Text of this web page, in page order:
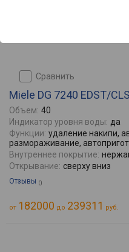
сравнить
Miele DG 7240 EDST/
Объем: 40
Индикатор уровня воды: да
Функции: удаление накипи,
размораживание,
Внутреннее покрытие:
Открывание: сверху вниз
Отзывы 0
от 182000 до 239311 руб.